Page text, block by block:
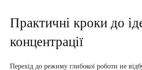
Практичні кроки до
концентрації
Перехід до режиму глибокої роботи не